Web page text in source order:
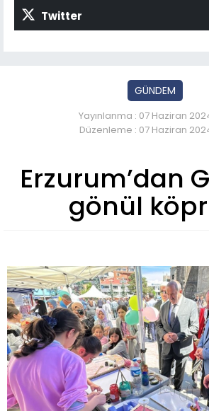
Twitter
GÜNDEM
Yayınlanma : 07 Haziran
Düzenleme : 07 Haziran
Erzurum’dan
gönül